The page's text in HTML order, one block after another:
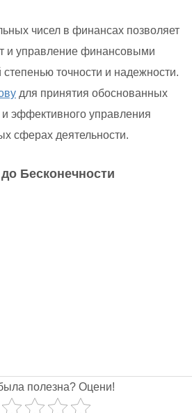
чисел в финансах позволяет
и управление финансовыми
точности и надежности.
для принятия обоснованных
эффективного управления
сферах деятельности.
Бесконечности
полезна? Оцени!